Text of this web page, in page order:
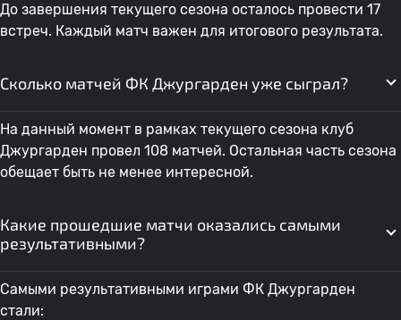
До завершения текущего сезона осталось провести 17
встреч. Каждый матч важен для итогового результата.
Сколько матчей ФК Джургарден уже сыграл?
На данный момент в рамках текущего сезона клуб
Джургарден провел 108 матчей. Остальная часть сезона
обещает быть не менее интересной.
Какие прошедшие матчи оказались самыми
результативными?
Самыми результативными играми ФК Джургарден
стали: